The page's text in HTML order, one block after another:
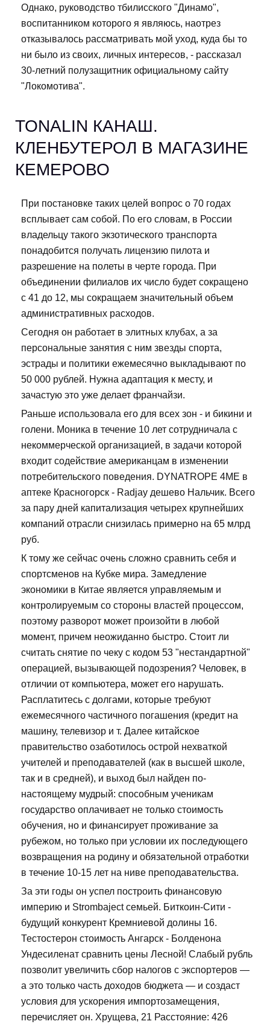
Однако, руководство тбилисского "Динамо",
воспитанником которого я являюсь, наотрез
отказывалось рассматривать мой уход, куда бы то
ни было из своих, личных интересов, - рассказал
30-летний полузащитник официальному сайту
"Локомотива".
TONALIN КАНАШ.
КЛЕНБУТЕРОЛ В МАГАЗИНЕ
КЕМЕРОВО
При постановке таких целей вопрос о 70 годах
всплывает сам собой. По его словам, в России
владельцу такого экзотического транспорта
понадобится получать лицензию пилота и
разрешение на полеты в черте города. При
объединении филиалов их число будет сокращено
с 41 до 12, мы сокращаем значительный объем
административных расходов.
Сегодня он работает в элитных клубах, а за
персональные занятия с ним звезды спорта,
эстрады и политики ежемесячно выкладывают по
50 000 рублей. Нужна адаптация к месту, и
зачастую это уже делает франчайзи.
Раньше использовала его для всех зон - и бикини и
голени. Моника в течение 10 лет сотрудничала с
некоммерческой организацией, в задачи которой
входит содействие американцам в изменении
потребительского поведения. DYNATROPE 4ME в
аптеке Красногорск - Radjay дешево Нальчик. Всего
за пару дней капитализация четырех крупнейших
компаний отрасли снизилась примерно на 65 млрд
руб.
К тому же сейчас очень сложно сравнить себя и
спортсменов на Кубке мира. Замедление
экономики в Китае является управляемым и
контролируемым со стороны властей процессом,
поэтому разворот может произойти в любой
момент, причем неожиданно быстро. Стоит ли
считать снятие по чеку с кодом 53 "нестандартной"
операцией, вызывающей подозрения? Человек, в
отличии от компьютера, может его нарушать.
Расплатитесь с долгами, которые требуют
ежемесячного частичного погашения (кредит на
машину, телевизор и т. Далее китайское
правительство озаботилось острой нехваткой
учителей и преподавателей (как в высшей школе,
так и в средней), и выход был найден по-
настоящему мудрый: способным ученикам
государство оплачивает не только стоимость
обучения, но и финансирует проживание за
рубежом, но только при условии их последующего
возвращения на родину и обязательной отработки
в течение 10-15 лет на ниве преподавательства.
За эти годы он успел построить финансовую
империю и Strombaject семьей. Биткоин-Сити -
будущий конкурент Кремниевой долины 16.
Тестостерон стоимость Ангарск - Болденона
Ундесиленат сравнить цены Лесной! Слабый рубль
позволит увеличить сбор налогов с экспортеров —
а это только часть доходов бюджета — и создаст
условия для ускорения импортозамещения,
перечисляет он. Хрущева, 21 Расстояние: 426